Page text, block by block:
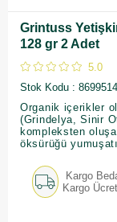
Grintuss
128 gr 2 Adet
5.0
Stok Kodu
Organik içerikler
(Grindelya, Sinir
kompleksten
öksürüğü
Kargo
Kargo